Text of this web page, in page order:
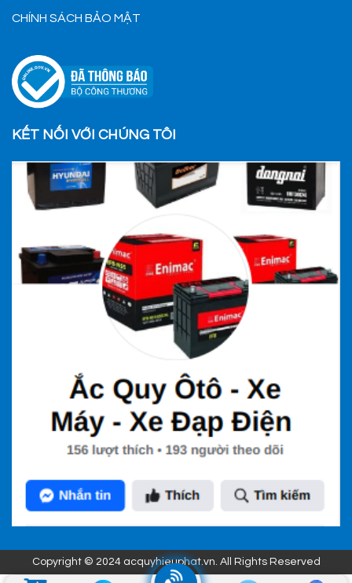
CHÍNH SÁCH BẢO MẬT
KẾT NỐI VỚI CHÚNG TÔI
Copyright © 2024 acquyhieuphat.vn. All Rights Reserved